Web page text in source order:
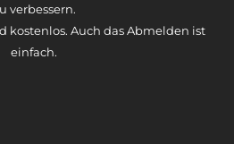
verbessern.
kostenlos. Auch das Abmelden ist
einfach.